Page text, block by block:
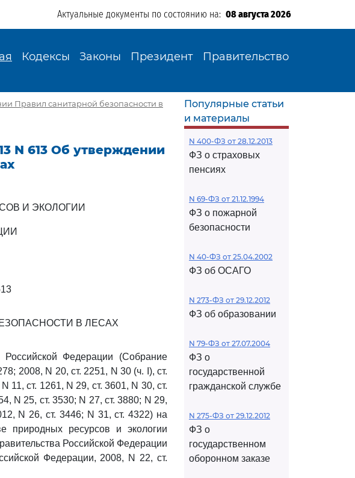
Актуальные документы по состоянию на: 08 августа 2026
Кодексы Законы Президент Правительство
Правил санитарной безопасности в
N 613 Об утверждении
И ЭКОЛОГИИ
В ЛЕСАХ
Федерации (Собрание
2008, N 20, ст. 2251, N 30 (ч. I), ст.
11, ст. 1261, N 29, ст. 3601, N 30, ст.
N 25, ст. 3530; N 27, ст. 3880; N 29,
N 26, ст. 3446; N 31, ст. 4322) на
природных ресурсов и экологии
Российской Федерации
Федерации, 2008, N 22, ст.
Популярные статьи
и материалы
N 400-ФЗ от 28.12.2013
ФЗ о страховых
пенсиях
N 69-ФЗ от 21.12.1994
ФЗ о пожарной
безопасности
N 40-ФЗ от 25.04.2002
ФЗ об ОСАГО
N 273-ФЗ от 29.12.2012
ФЗ об образовании
N 79-ФЗ от 27.07.2004
ФЗ о
государственной
гражданской службе
N 275-ФЗ от 29.12.2012
ФЗ о
государственном
оборонном заказе